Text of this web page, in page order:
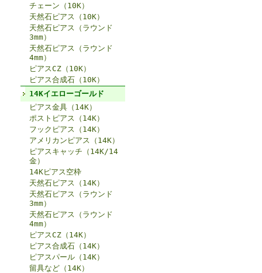
チェーン（10K）
天然石ピアス（10K）
天然石ピアス（ラウンド
3mm）
天然石ピアス（ラウンド
4mm）
ピアスCZ（10K）
ピアス合成石（10K）
14Kイエローゴールド
ピアス金具（14K）
ポストピアス（14K）
フックピアス（14K）
アメリカンピアス（14K）
ピアスキャッチ（14K/14
金）
14Kピアス空枠
天然石ピアス（14K）
天然石ピアス（ラウンド
3mm）
天然石ピアス（ラウンド
4mm）
ピアスCZ（14K）
ピアス合成石（14K）
ピアスパール（14K）
留具など（14K）